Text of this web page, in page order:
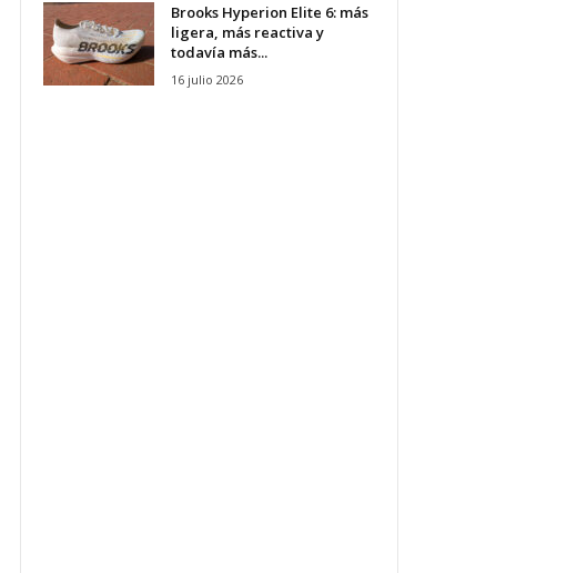
Brooks Hyperion Elite 6: más
ligera, más reactiva y
todavía más...
16 julio 2026